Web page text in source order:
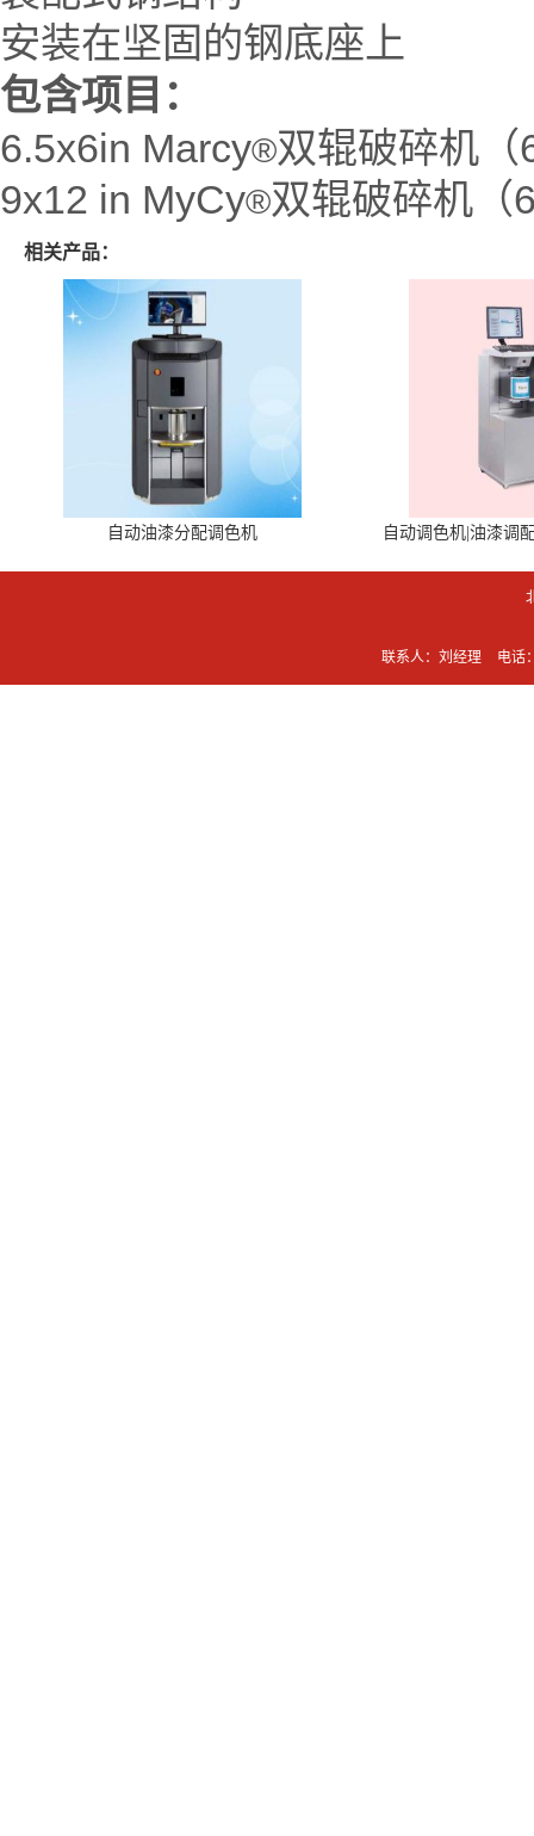
安装在坚固的钢底座上
包含项目：
6.5x6in Marcy®双辊破碎机
9x12 in MyCy®双辊破碎机（
相关产品：
自动油漆分配调色机 自动调色机|油漆调
联系人：刘经理 电话